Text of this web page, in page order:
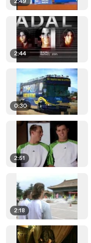
2:44
0:30
2:51
2:18